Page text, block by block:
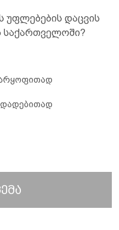
უფლებების დაცვის
საქართველოში?